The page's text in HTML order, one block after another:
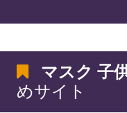
マスク 子
めサイト